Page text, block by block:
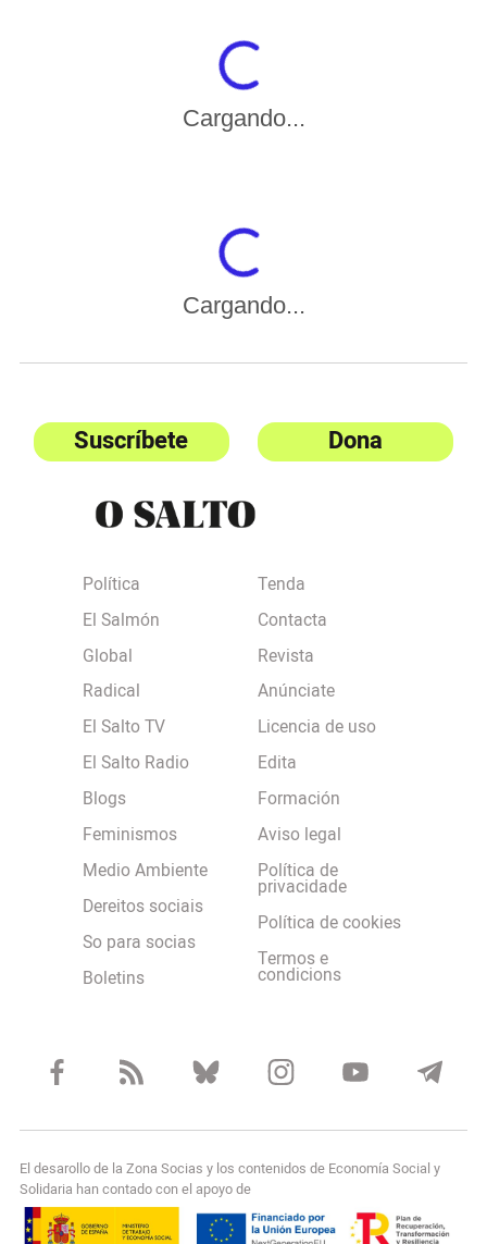
Cargando...
Cargando...
Suscríbete Dona
Política
El Salmón
Global
Radical
El Salto TV
El Salto Radio
Blogs
Feminismos
Medio Ambiente
Dereitos sociais
So para socias
Boletins
Tenda
Contacta
Revista
Anúnciate
Licencia de uso
Edita
Formación
Aviso legal
Política de
privacidade
Política de cookies
Termos e
condicions
El desarollo de la Zona Socias y los contenidos de Economía Social y
Solidaria han contado con el apoyo de